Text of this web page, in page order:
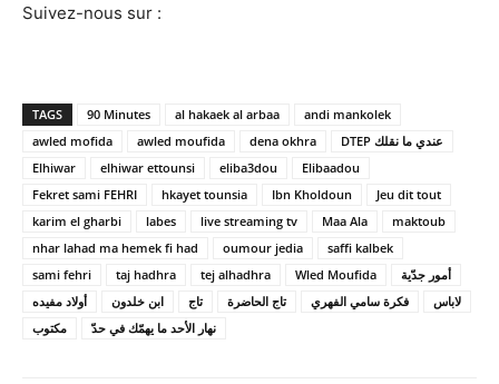
Suivez-nous sur :
TAGS 90 Minutes al hakaek al arbaa
andi mankolek
awled mofida
awled moufida dena okhra
DTEP عندي ما نقلك
Elhiwar
elhiwar ettounsi eliba3dou
Elibaadou
Fekret sami FEHRI
hkayet tounsia Ibn Kholdoun
Jeu dit tout
karim el gharbi
labes live streaming tv Maa Ala
maktoub
nhar lahad ma hemek fi had
oumour jedia
saffi kalbek
sami fehri
taj hadhra tej alhadhra Wled Moufida
أمور جدّية
أولاد مفيده
ابن خلدون تاج تاج الحاضرة فكرة سامي الفهري
لاباس
مكتوب
نهار الأحد ما يهمّك في حدّ